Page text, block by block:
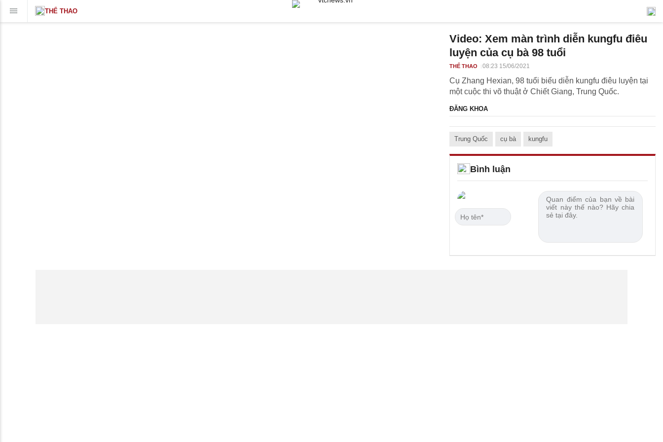
THỂ THAO
Video: Xem màn trình diễn kungfu điêu
luyện của cụ bà 98 tuổi
THỂ THAO 08:23 15/06/2021
Cụ Zhang Hexian, 98 tuổi biểu diễn kungfu điêu luyện tại
một cuộc thi võ thuật ở Chiết Giang, Trung Quốc.
ĐĂNG KHOA
Trung Quốc cụ bà kungfu
Bình luận